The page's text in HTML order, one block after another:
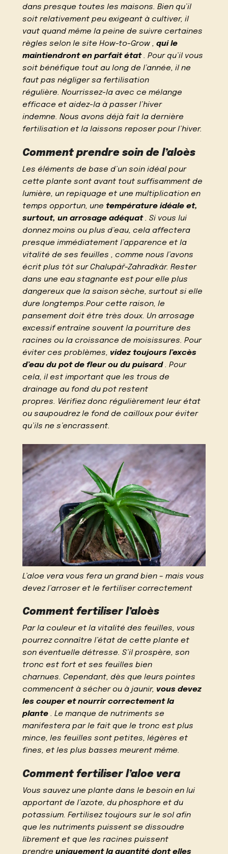
dans presque toutes les maisons. Bien qu’il
soit relativement peu exigeant à cultiver, il
vaut quand même la peine de suivre certaines
règles selon le siteHow-to-Grow ,qui le
maintiendront en parfait état. Pour qu’il vous
soit bénéfique tout au long de l’année, il ne
faut pas négliger sa fertilisation
régulière. Nourrissez-la avec ce mélange
efficace et aidez-la à passer l’hiver
indemne. Nous avons déjà fait la dernière
fertilisation et la laissons reposer pour l’hiver.
Comment prendre soin de l’aloès
Les éléments de base d’un soin idéal pour
cette plante sont avant tout suffisamment de
lumière, un repiquage et une multiplication en
temps opportun, unetempérature idéale et,
surtout, un arrosage adéquat. Si vous lui
donnez moins ou plus d’eau, cela affectera
presque immédiatement l’apparence et la
vitalité de ses feuilles , comme nous l’avons
écrit plus tôt sur Chalupář-Zahradkár. Rester
dans une eau stagnante est pour elle plus
dangereux que la saison sèche, surtout si elle
dure longtemps.Pour cette raison, le
pansement doit être très doux. Un arrosage
excessif entraîne souvent la pourriture des
racines ou la croissance de moisissures. Pour
éviter ces problèmes, videz toujours l’excès
d’eau du pot de fleur ou du puisard. Pour
cela, il est important que les trous de
drainage au fond du pot restent
propres. Vérifiez donc régulièrement leur état
ou saupoudrez le fond de cailloux pour éviter
qu’ils ne s’encrassent.
L’aloe vera vous fera un grand bien – mais vous
devez l’arroser et le fertiliser correctement
Comment fertiliser l’aloès
Par la couleur et la vitalité des feuilles, vous
pourrez connaître l’état de cette plante et
son éventuelle détresse. S’il prospère, son
tronc est fort et ses feuilles bien
charnues. Cependant, dès que leurs pointes
commencent à sécher ou à jaunir, vous devez
les couper et nourrir correctement la
plante . Le manque de nutriments se
manifestera par le fait que le tronc est plus
mince, les feuilles sont petites, légères et
fines, et les plus basses meurent même.
Comment fertiliser l’aloe vera
Vous sauvez une plante dans le besoin en lui
apportant de l’azote, du phosphore et du
potassium. Fertilisez toujours sur le sol afin
que les nutriments puissent se dissoudre
librement et que les racines puissent
prendreuniquement la quantité dont elles